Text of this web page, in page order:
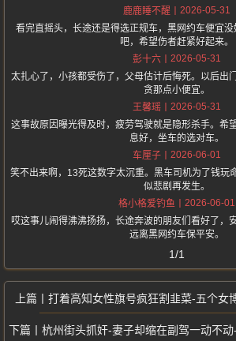
鹿鹿睡不醒
2026-05-31
看完直摇头，长途还是得选正规车，黑网约车便宜
吧，希望伤者赶紧好起来。
彭十六
2026-05-31
太扎心了，小孩都受伤了，父母估计后悔死。以后出
贪那点小便宜。
王馨瑶
2026-05-31
这事故原因曝光得及时，疲劳驾驶就是隐形杀手。希
息好，坐车的选对车。
车厘子
2026-06-01
笑不出来啊，13死这数字太沉重。黑车司机为了钱玩
似悲剧再发生。
格小格爱钓鱼
2026-06-01
哎这事儿闹得沸沸扬扬，长途奔波的朋友们看好了，
远离黑网约车保平安。
1/1
打着高知女性旗号疯狂割韭菜-五个女
杭州街头抓奸-妻子却缩在副驾一动不动-男